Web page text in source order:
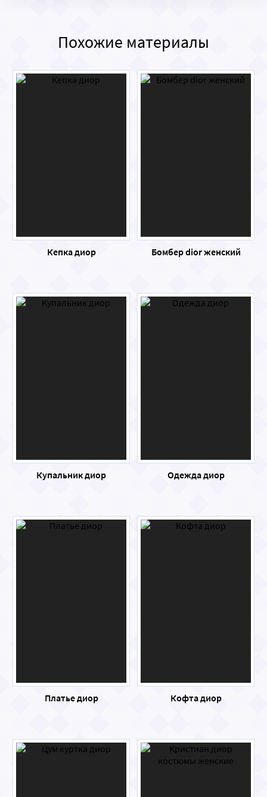
Похожие материалы
Кепка диор Бомбер dior женский
Купальник диор Одежда диор
Платье диор Кофта диор